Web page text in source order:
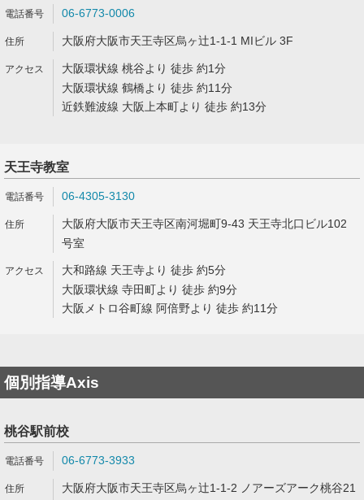
06-6773-0006
大阪府大阪市天王寺区烏ヶ辻1-1-1 MIビル 3F
大阪環状線 桃谷より 徒歩 約1分
大阪環状線 鶴橋より 徒歩 約11分
近鉄難波線 大阪上本町より 徒歩 約13分
天王寺教室
06-4305-3130
大阪府大阪市天王寺区南河堀町9-43 天王寺北口ビル102
号室
大和路線 天王寺より 徒歩 約5分
大阪環状線 寺田町より 徒歩 約9分
大阪メトロ谷町線 阿倍野より 徒歩 約11分
個別指導Axis
桃谷駅前校
06-6773-3933
大阪府大阪市天王寺区烏ヶ辻1-1-2 ノアーズアーク桃谷21